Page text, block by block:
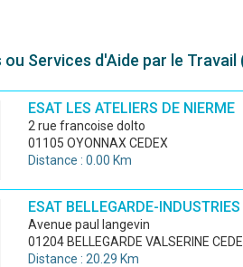
Services d'Aide par le Travail
ESAT LES ATELIERS DE NIERME
2 rue francoise dolto
01105 OYONNAX CEDEX
Distance : 0.00 Km
ESAT BELLEGARDE-INDUSTRIES
avenue paul langevin
01204 BELLEGARDE VALSERINE
Distance : 20.29 Km